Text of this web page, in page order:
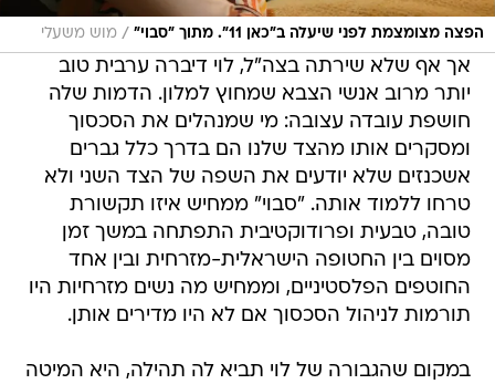
הפצה מצומצמת לפני שיעלה ב"כאן 11". מתוך "סבוי" / מוש משעלי
אך אף שלא שירתה בצה"ל, לוי דיברה ערבית טוב
יותר מרוב אנשי הצבא שמחוץ למלון. הדמות שלה
חושפת עובדה עצובה: מי שמנהלים את הסכסוך
ומסקרים אותו מהצד שלנו הם בדרך כלל גברים
אשכנזים שלא יודעים את השפה של הצד השני ולא
טרחו ללמוד אותה. "סבוי" ממחיש איזו תקשורת
טובה, טבעית ופרודוקטיבית התפתחה במשך זמן
מסוים בין החטופה הישראלית-מזרחית ובין אחד
החוטפים הפלסטיניים, וממחיש מה נשים מזרחיות היו
תורמות לניהול הסכסוך אם לא היו מדירים אותן.
במקום שהגבורה של לוי תביא לה תהילה, היא המיטה